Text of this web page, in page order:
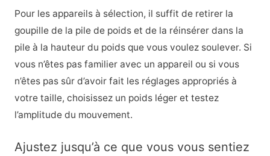
Pour les appareils à sélection, il suffit de retirer la
goupille de la pile de poids et de la réinsérer dans la
pile à la hauteur du poids que vous voulez soulever. Si
vous n’êtes pas familier avec un appareil ou si vous
n’êtes pas sûr d’avoir fait les réglages appropriés à
votre taille, choisissez un poids léger et testez
l’amplitude du mouvement.
Ajustez jusqu’à ce que vous vous sentiez